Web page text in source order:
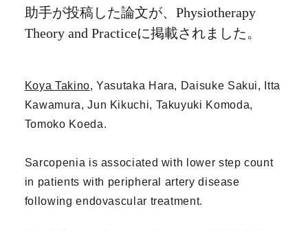
助手が投稿した論文が、Physiotherapy
Theory and Practiceに掲載されました。
Koya Takino, Yasutaka Hara, Daisuke Sakui, Itta
Kawamura, Jun Kikuchi, Takuyuki Komoda,
Tomoko Koeda.
Sarcopenia is associated with lower step count
in patients with peripheral artery disease
following endovascular treatment.